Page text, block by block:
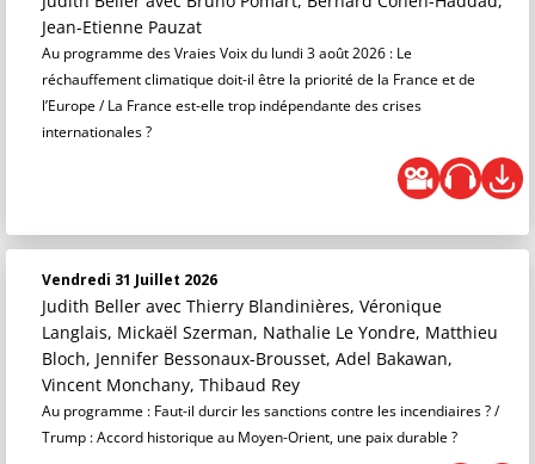
Jean-Etienne Pauzat
Au programme des Vraies Voix du lundi 3 août 2026 : Le
réchauffement climatique doit-il être la priorité de la France et de
l’Europe / La France est-elle trop indépendante des crises
internationales ?
Vendredi 31 Juillet 2026
Judith Beller avec Thierry Blandinières, Véronique
Langlais, Mickaël Szerman, Nathalie Le Yondre, Matthieu
Bloch, Jennifer Bessonaux-Brousset, Adel Bakawan,
Vincent Monchany, Thibaud Rey
Au programme : Faut-il durcir les sanctions contre les incendiaires ? /
Trump : Accord historique au Moyen-Orient, une paix durable ?